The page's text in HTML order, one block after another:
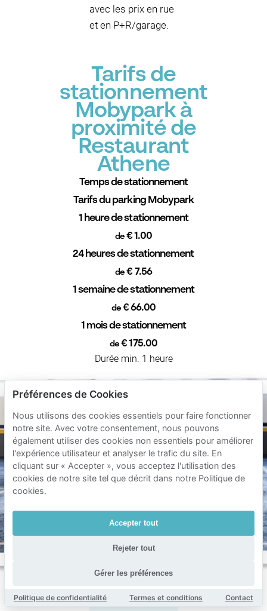
avec les prix en rue
et en P+R/garage.
Tarifs de
stationnement
Mobypark à
proximité de
Restaurant
Athene
Temps de stationnement
Tarifs du parking Mobypark
1 heure de stationnement
de€ 1.00
24 heures de stationnement
de € 7.56
1 semaine de stationnement
de€ 66.00
1 mois de stationnement
de € 175.00
Durée min. 1 heure
Préférences de Cookies
Nous utilisons des cookies essentiels pour faire fonctionner
notre site. Avec votre consentement, nous pouvons
également utiliser des cookies non essentiels pour améliorer
l'expérience utilisateur et analyser le trafic du site. En
cliquant sur « Accepter », vous acceptez l'utilisation des
cookies de notre site tel que décrit dans notre Politique de
cookies.
Accepter tout
Rejeter tout
Gérer les préférences
Politique de confidentialité Termes et conditions Contact